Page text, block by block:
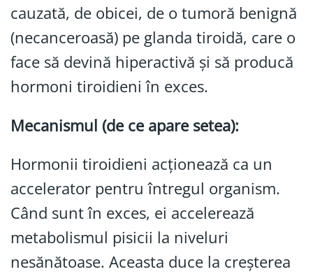
cauzată, de obicei, de o tumoră benignă
(necanceroasă) pe glanda tiroidă, care o
face să devină hiperactivă și să producă
hormoni tiroidieni în exces.
Mecanismul (de ce apare setea):
Hormonii tiroidieni acționează ca un
accelerator pentru întregul organism.
Când sunt în exces, ei accelerează
metabolismul pisicii la niveluri
nesănătoase. Aceasta duce la creșterea